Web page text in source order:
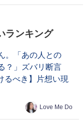
ランキング
。「あの人との
？」ズバリ断言
るべき】片想い現
Love Me Do